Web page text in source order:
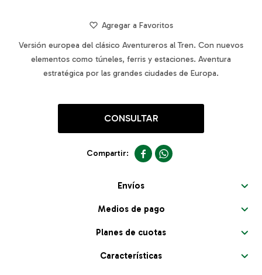
Versión europea del clásico Aventureros al Tren. Con nuevos
elementos como túneles, ferris y estaciones. Aventura
estratégica por las grandes ciudades de Europa.
CONSULTAR
 
Envíos
Medios de pago
Planes de cuotas
Características